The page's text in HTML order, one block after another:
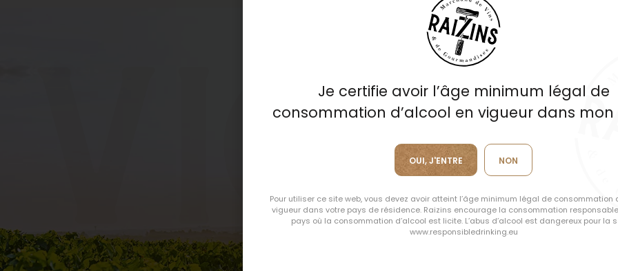
Lumière sur
Hervé
DÉCOUVRIR LE DOMAINE
Je certifie avoir l’âge minimum légal de
consommation d’alcool en vigueur dans
OUI, J'ENTRE NON
Pour utiliser ce site web, vous devez avoir atteint l’âge minimum légal de consommation
vigueur dans votre pays de résidence. Raizins encourage la consommation
pays où la consommation d’alcool est licite. L’abus d’alcool est dangereux pour la
www.responsibledrinking.eu